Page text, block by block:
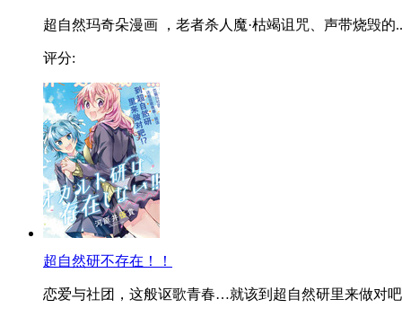
超自然玛奇朵漫画 ，老者杀人魔·枯竭诅咒、声带烧毁的
评分:
超自然研不存在！！
恋爱与社团，这般讴歌青春…就该到超自然研里来做对